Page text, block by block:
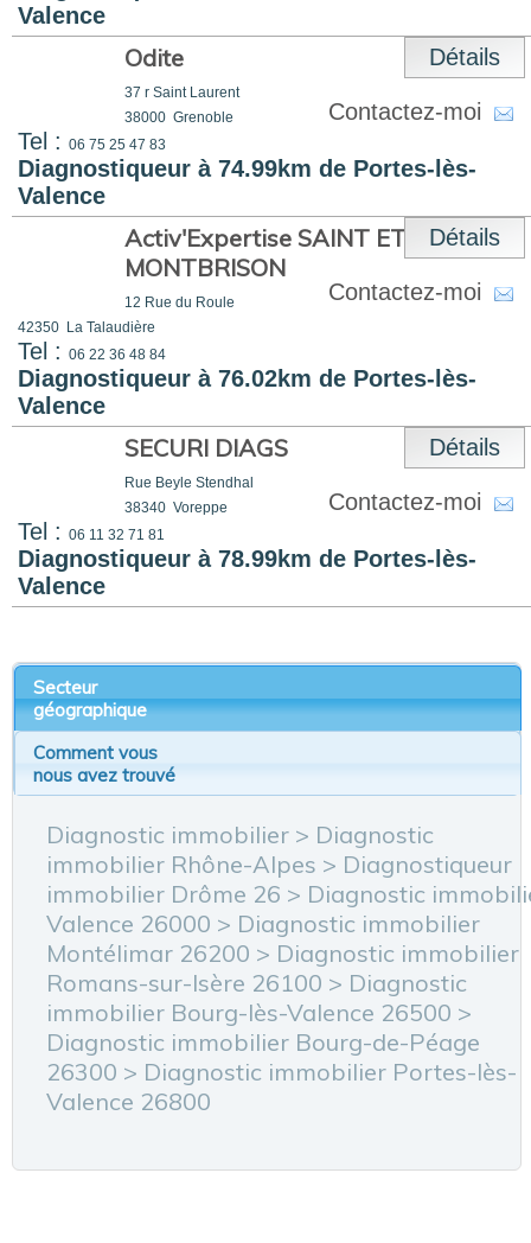
Valence
Odite
37 r Saint Laurent
38000 Grenoble
Tel : 06 75 25 47 83
Diagnostiqueur à 74.99km de Portes-lès-
Valence
Détails
Contactez-moi
Activ'Expertise SAINT ETIENNE -
MONTBRISON
12 Rue du Roule
42350 La Talaudière
Tel : 06 22 36 48 84
Diagnostiqueur à 76.02km de Portes-lès-
Valence
Détails
Contactez-moi
SECURI DIAGS
Rue Beyle Stendhal
38340 Voreppe
Tel : 06 11 32 71 81
Diagnostiqueur à 78.99km de Portes-lès-
Valence
Détails
Contactez-moi
Secteur
géographique
Comment vous
nous avez trouvé
Diagnostic immobilier > Diagnostic
immobilier Rhône-Alpes > Diagnostiqueur
immobilier Drôme 26 > Diagnostic
Valence 26000 > Diagnostic immobilier
Montélimar 26200 > Diagnostic immobilier
Romans-sur-Isère 26100 > Diagnostic
immobilier Bourg-lès-Valence 26500 >
Diagnostic immobilier Bourg-de-Péage
26300 > Diagnostic immobilier Portes-lès-
Valence 26800